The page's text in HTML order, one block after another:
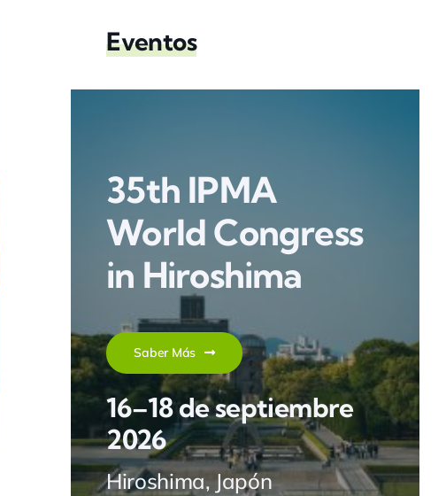
Eventos
35th IPMA
World Congress
in Hiroshima
Saber Más
16–18 de septiembre
2026
Hiroshima, Japón